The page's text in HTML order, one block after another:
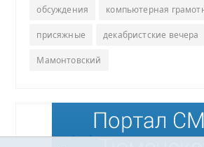
обсуждения компьютерная
присяжные декабристские вечера
Мамонтовский